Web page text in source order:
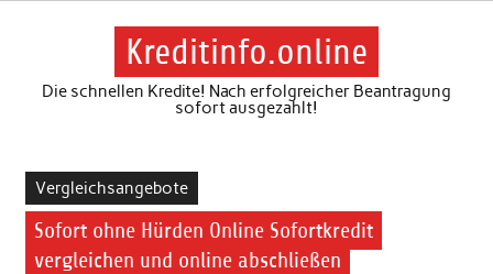
Skip
Kreditinfo.online
Die schnellen Kredite! Nach erfolgreicher Beantragung
sofort ausgezahlt!
Vergleichsangebote
Sofort ohne Hürden Online Sofortkredit
vergleichen und online abschließen